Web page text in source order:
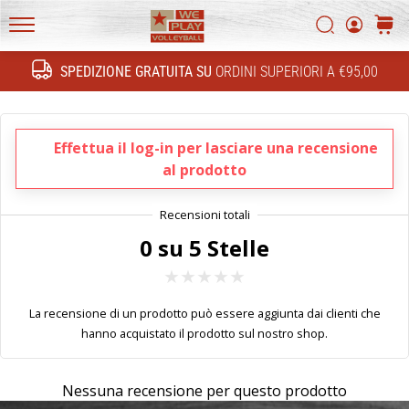
SPEDIZIONE GRATUITA SU ORDINI SUPERIORI A €95,00
WePlayVolleyball.it
Ricerca
Ricerca
FF
4!
Conosci
gli
aggiornamenti
tecnici
e
capisce
la
•
Tempo di lettura: 1 min.
Diventa
nostro
Effettua il log-in per lasciare una recensione
al prodotto
0 su 5 Stelle
La recensione di un prodotto può essere aggiunta dai clienti che
hanno acquistato il prodotto sul nostro shop.
Nessuna recensione per questo prodotto